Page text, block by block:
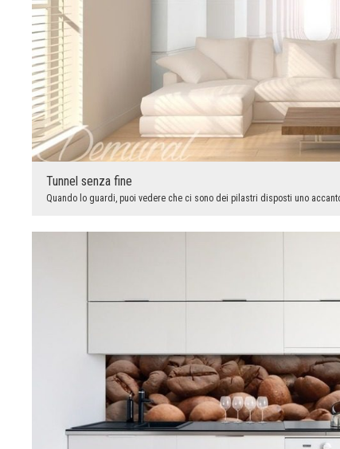
Tunnel senza fine
Quando lo guardi, puoi vedere che ci sono dei pilastri disposti uno